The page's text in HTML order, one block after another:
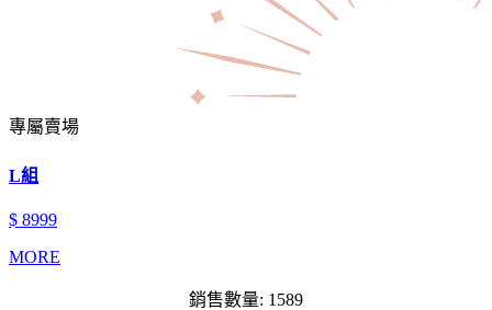
專屬賣場
L組
$ 8999
MORE
銷售數量: 1589